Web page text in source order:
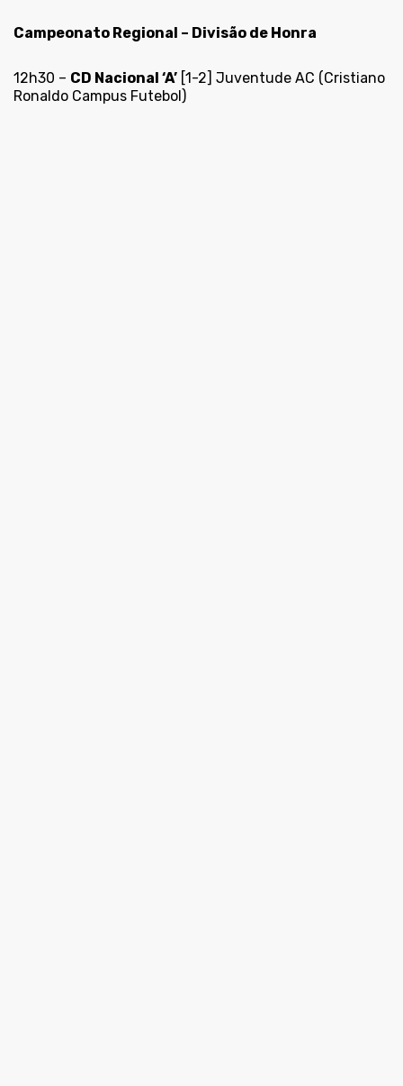
Campeonato Regional – Divisão de Honra
12h30 – CD Nacional ‘A’ [1-2] Juventude AC (Cristiano
Ronaldo Campus Futebol)